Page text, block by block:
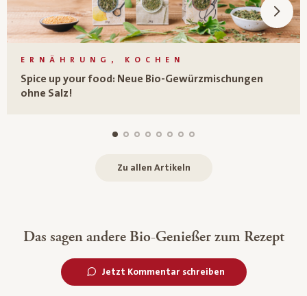
ERNÄHRUNG, KOCHEN
Spice up your food: Neue Bio-Gewürzmischungen
ohne Salz!
Zu allen Artikeln
Das sagen andere Bio-Genießer zum Rezept
Jetzt Kommentar schreiben